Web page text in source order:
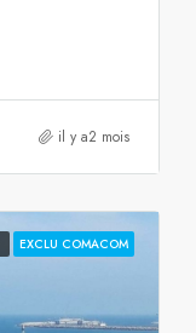
il y a2 mois
EXCLU COMACOM